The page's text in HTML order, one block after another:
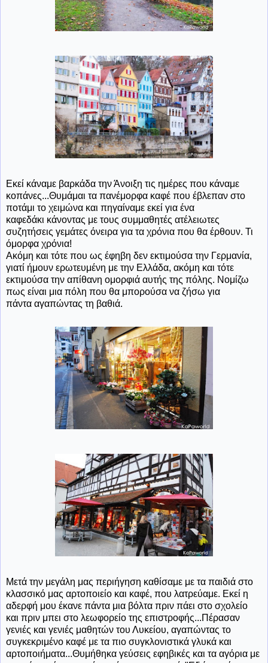
Εκεί κάναμε βαρκάδα την Άνοιξη τις ημέρες που κάναμε
κοπάνες...Θυμάμαι τα πανέμορφα καφέ που έβλεπαν στο
ποτάμι το χειμώνα και πηγαίναμε εκεί για ένα
καφεδάκι κάνοντας με τους συμμαθητές ατέλειωτες
συζητήσεις γεμάτες όνειρα για τα χρόνια που θα έρθουν. Τι
όμορφα χρόνια!
Ακόμη και τότε που ως έφηβη δεν εκτιμούσα την Γερμανία,
γιατί ήμουν ερωτευμένη με την Ελλάδα, ακόμη και τότε
εκτιμούσα την απίθανη ομορφιά αυτής της πόλης. Νομίζω
πως είναι μια πόλη που θα μπορούσα να ζήσω για
πάντα αγαπώντας τη βαθιά.
Μετά την μεγάλη μας περιήγηση καθίσαμε με τα παιδιά στο
κλασσικό μας αρτοποιείο και καφέ, που λατρεύαμε. Εκεί η
αδερφή μου έκανε πάντα μια βόλτα πριν πάει στο σχολείο
και πριν μπει στο λεωφορείο της επιστροφής...Πέρασαν
γενιές και γενιές μαθητών του Λυκείου, αγαπώντας το
συγκεκριμένο καφέ με τα πιο συγκλονιστικά γλυκά και
αρτοποιήματα...Θυμήθηκα γεύσεις εφηβικές και τα αγόρια με